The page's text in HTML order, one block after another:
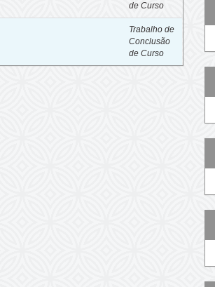
de Curso
Trabalho de
Conclusão
de Curso